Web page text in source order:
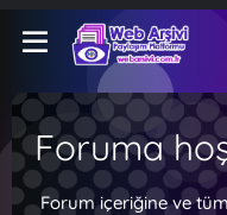
Foruma
Forum içeriğine ve